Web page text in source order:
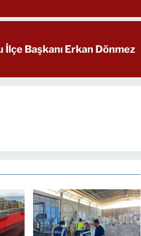
Başkanı Erkan Dönmez